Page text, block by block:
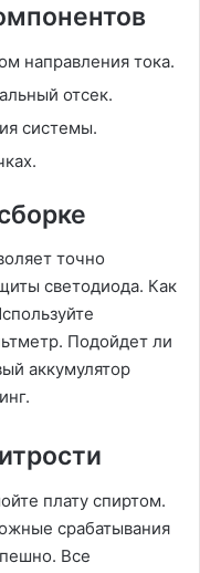
направления тока.
отсек.
системы.
точно
светодиода. Как
Подойдет ли
аккумулятор
плату спиртом.
срабатывания
Все